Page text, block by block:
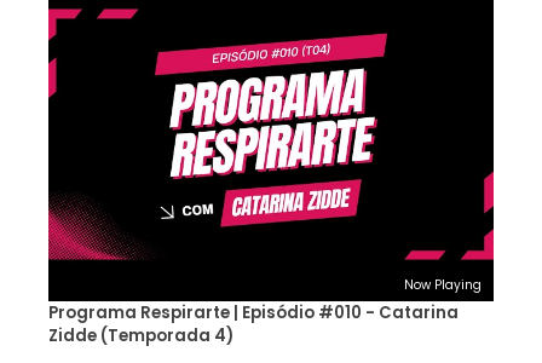
Now Playing
Programa Respirarte | Episódio #010 - Catarina
Zidde (Temporada 4)